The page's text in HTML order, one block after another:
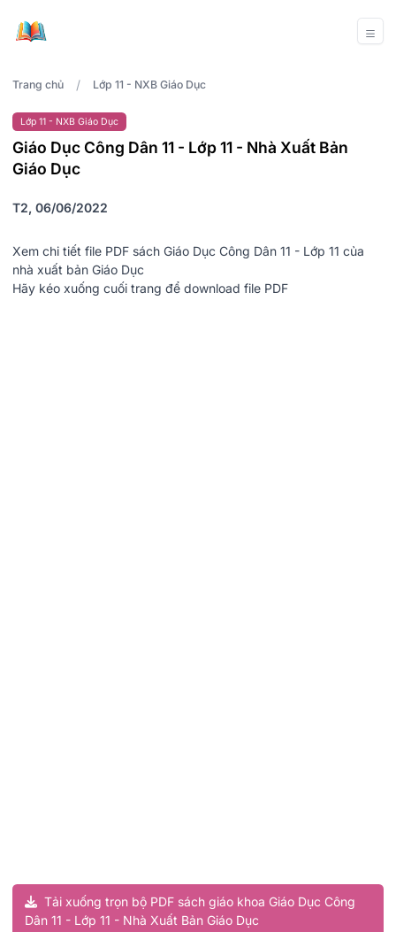
Trang chủ / Lớp 11 - NXB Giáo Dục
Lớp 11 - NXB Giáo Dục
Giáo Dục Công Dân 11 - Lớp 11 - Nhà Xuất Bản
Giáo Dục
T2, 06/06/2022
Xem chi tiết file PDF sách Giáo Dục Công Dân 11 - Lớp 11 của
nhà xuất bản Giáo Dục
Hãy kéo xuống cuối trang để download file PDF
Tải xuống trọn bộ PDF sách giáo khoa Giáo Dục Công
Dân 11 - Lớp 11 - Nhà Xuất Bản Giáo Dục